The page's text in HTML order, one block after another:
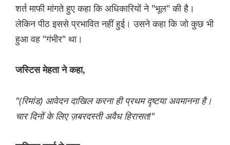
शर्त माफी मांगते हुए कहा कि अधिकारियों ने "भूल" की है।
लेकिन पीठ इससे प्रभावित नहीं हुई। उसने कहा कि जो कुछ भी
हुआ वह "गंभीर" था।
जस्टिस मेहता ने कहा,
"(रिमांड) आवेदन दाखिल करना ही प्रथम दृष्टया अवमानना है।
चार दिनों के लिए ज़बरदस्ती अवैध हिरासत!"